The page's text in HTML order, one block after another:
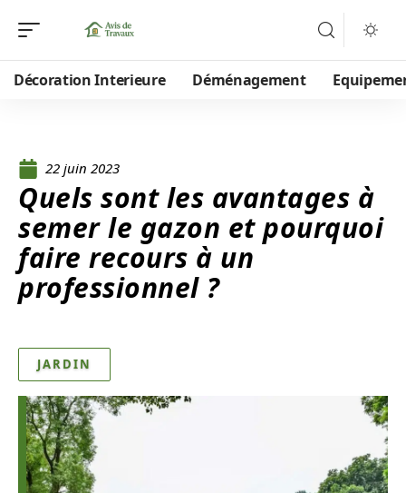
Décoration Interieure Déménagement
22 juin 2023
Quels sont les avantages à
semer le gazon et pourquoi
faire recours à un
professionnel ?
JARDIN